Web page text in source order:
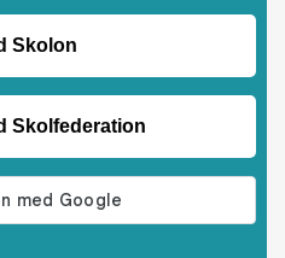
Skolon
Skolfederation